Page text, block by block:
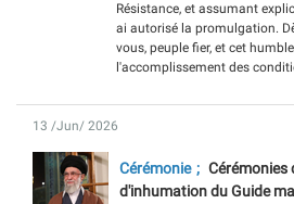
Résistance, et assumant
ai autorisé la promulgation.
vous, peuple fier, et cet
l'accomplissement des
13 /Jun/ 2026
Cérémonie
Cérémonies
d'inhumation du Guide